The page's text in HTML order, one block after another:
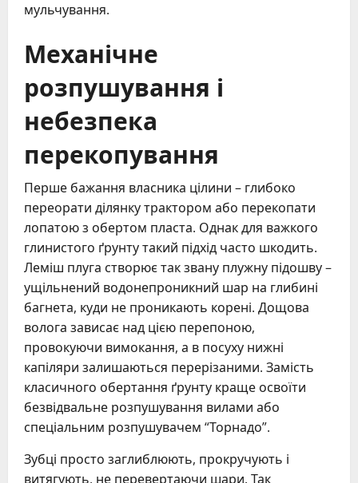
мульчування.
Механічне
розпушування і
небезпека
перекопування
Перше бажання власника цілини – глибоко
переорати ділянку трактором або перекопати
лопатою з обертом пласта. Однак для важкого
глинистого ґрунту такий підхід часто шкодить.
Леміш плуга створює так звану плужну підошву –
ущільнений водонепроникний шар на глибині
багнета, куди не проникають корені. Дощова
волога зависає над цією перепоною,
провокуючи вимокання, а в посуху нижні
капіляри залишаються перерізаними. Замість
класичного обертання ґрунту краще освоїти
безвідвальне розпушування вилами або
спеціальним розпушувачем “Торнадо”.
Зубці просто заглиблюють, прокручують і
витягують, не перевертаючи шари. Так